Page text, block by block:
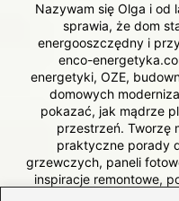
Nazywam się Olga i od
sprawia, że dom
energooszczędny i
enco-
energetyki, OZE,
domowych
pokazać, jak mądrze
przestrzeń. Tworzę
praktyczne porady
grzewczych, paneli
inspiracje remontowe,